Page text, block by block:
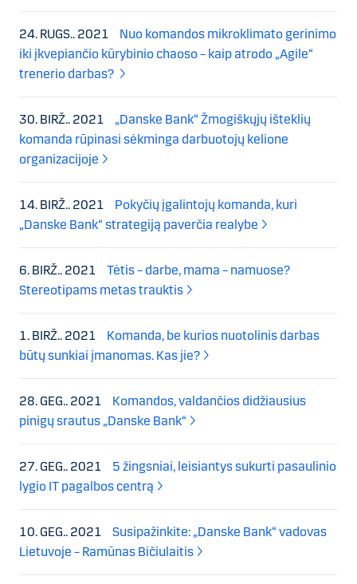
24. RUGS.. 2021
Nuo komandos mikroklimato gerinimo
iki įkvepiančio kūrybinio chaoso – kaip atrodo „Agile“
trenerio darbas?
30. BIRŽ.. 2021
„Danske Bank“ Žmogiškųjų išteklių
komanda rūpinasi sėkminga darbuotojų kelione
organizacijoje
14. BIRŽ.. 2021
Pokyčių įgalintojų komanda, kuri
„Danske Bank“ strategiją paverčia realybe
6. BIRŽ.. 2021
Tėtis – darbe, mama – namuose?
Stereotipams metas trauktis
1. BIRŽ.. 2021
Komanda, be kurios nuotolinis darbas
būtų sunkiai įmanomas. Kas jie?
28. GEG.. 2021
Komandos, valdančios didžiausius
pinigų srautus „Danske Bank“
27. GEG.. 2021
5 žingsniai, leisiantys sukurti pasaulinio
lygio IT pagalbos centrą
10. GEG.. 2021
Susipažinkite: „Danske Bank“ vadovas
Lietuvoje – Ramūnas Bičiulaitis